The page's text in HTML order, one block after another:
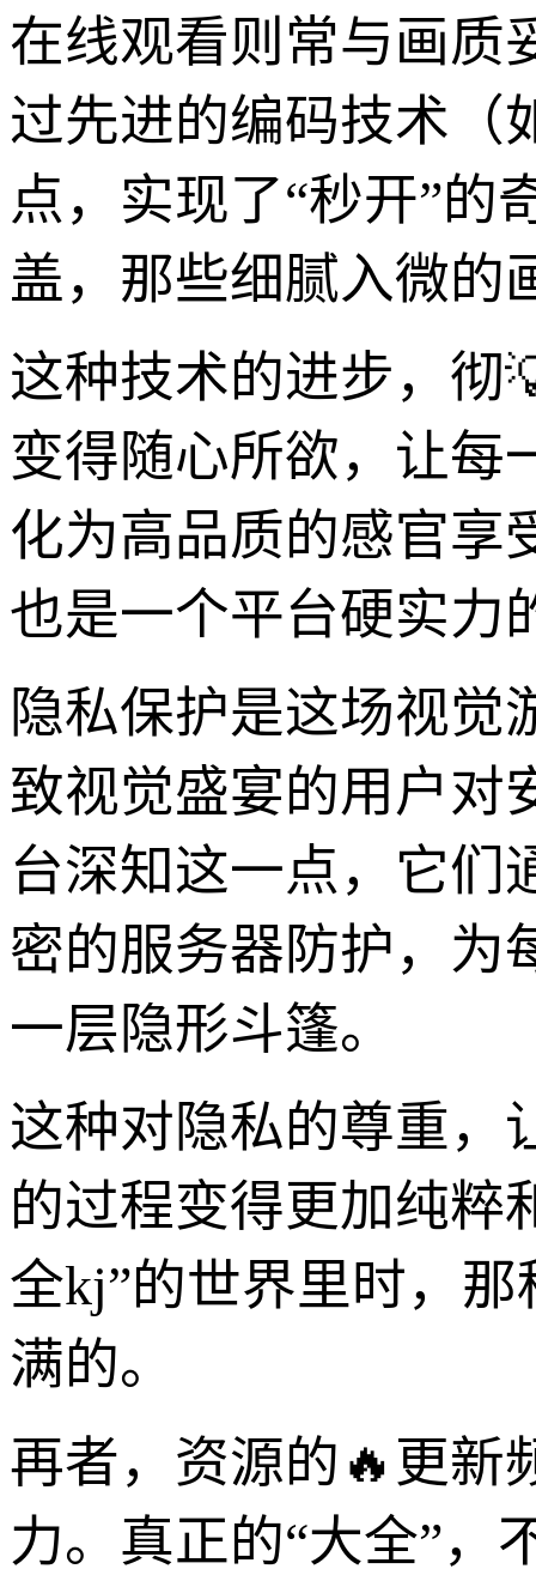
在线观看则常与画质
过先进的编码技术（
点，实现了“秒开”的
盖，那些细腻入微的
这种技术的进步，彻
变得随心所欲，让每
化为高品质的感官享
也是一个平台硬实力
隐私保护是这场视觉
致视觉盛宴的用户对
台深知这一点，它们
密的服务器防护，为
一层隐形斗篷。
这种对隐私的尊重，
的过程变得更加纯粹
全kj”的世界里时，
满的。
再者，资源的🔥更新
力。真正的“大全”，